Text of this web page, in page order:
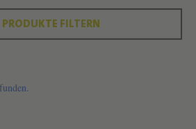
PRODUKTE FILTERN